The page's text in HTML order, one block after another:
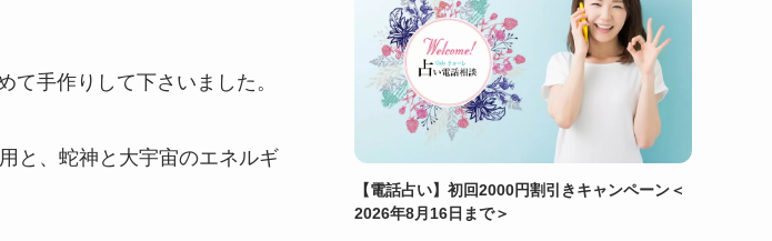
手作りして下さいました。
と、蛇神と大宇宙のエネルギ
【電話占い】初回2000円割引きキャンペーン＜
2026年8月16日まで＞